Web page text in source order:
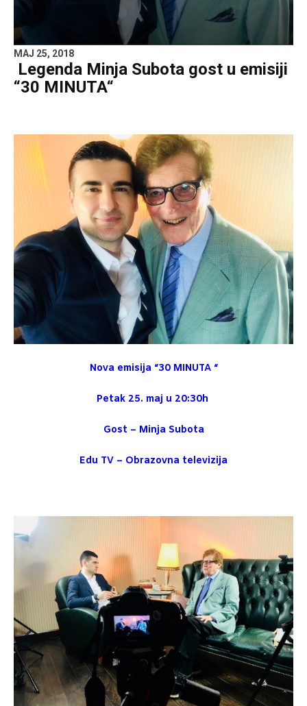
MAJ 25, 2018
Legenda Minja Subota gost u emisiji
“30 MINUTA“
Nova emisija“30 MINUTA “
Petak 25. maj u 20:30h
Gost – Minja Subota
Edu TV – Obrazovna televizija